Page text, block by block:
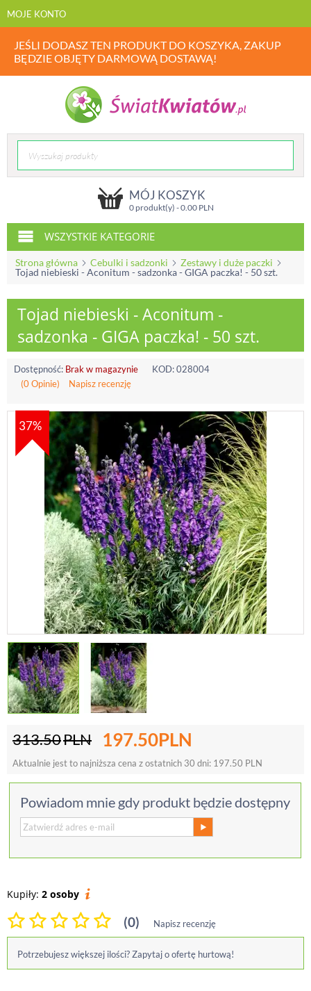
MOJE KONTO
JEŚLI DODASZ TEN PRODUKT DO KOSZYKA, ZAKUP
BĘDZIE OBJĘTY DARMOWĄ DOSTAWĄ!
MÓJ KOSZYK
0 produkt(y) -0.00PLN
WSZYSTKIE KATEGORIE
Strona główna Cebulki i sadzonki
Zestawy i duże paczki
Tojad niebieski - Aconitum - sadzonka - GIGA paczka! - 50 szt.
Tojad niebieski - Aconitum -
sadzonka - GIGA paczka! - 50 szt.
Dostępność: Brak w magazynie KOD:028004
(0 Opinie)
Napisz recenzję
37%
313.50PLN 197.50PLN
Aktualnie jest to najniższa cena z ostatnich 30 dni: 197.50 PLN
Powiadom mnie gdy produkt będzie dostępny
Kupiły: 2 osoby
(0) Napisz recenzję
Potrzebujesz większej ilości? Zapytaj o ofertę hurtową!